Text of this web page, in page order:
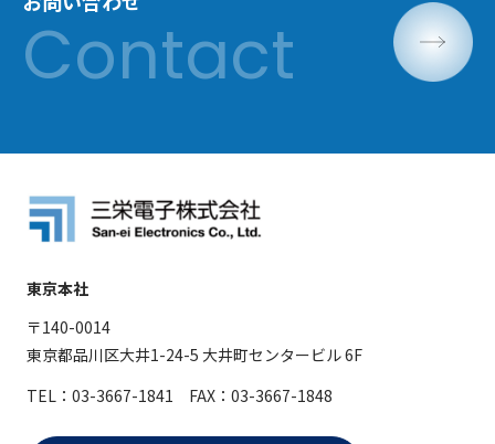
東京本社
〒140-0014
東京都品川区大井1-24-5 大井町センタービル 6F
TEL：03-3667-1841 FAX：03-3667-1848